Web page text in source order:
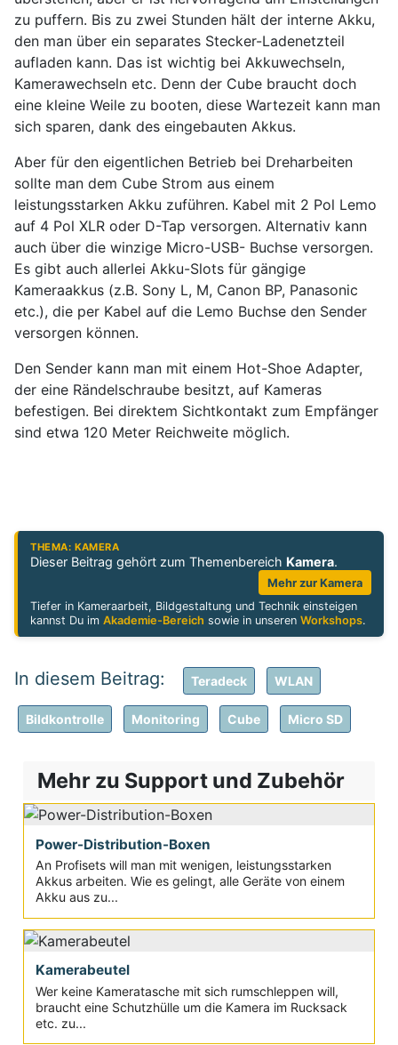
zu puffern. Bis zu zwei Stunden hält der interne Akku,
den man über ein separates Stecker-Ladenetzteil
aufladen kann. Das ist wichtig bei Akkuwechseln,
Kamerawechseln etc. Denn der Cube braucht doch
eine kleine Weile zu booten, diese Wartezeit kann man
sich sparen, dank des eingebauten Akkus.
Aber für den eigentlichen Betrieb bei Dreharbeiten
sollte man dem Cube Strom aus einem
leistungsstarken Akku zuführen. Kabel mit 2 Pol Lemo
auf 4 Pol XLR oder D-Tap versorgen. Alternativ kann
auch über die winzige Micro-USB- Buchse versorgen.
Es gibt auch allerlei Akku-Slots für gängige
Kameraakkus (z.B. Sony L, M, Canon BP, Panasonic
etc.), die per Kabel auf die Lemo Buchse den Sender
versorgen können.
Den Sender kann man mit einem Hot-Shoe Adapter,
der eine Rändelschraube besitzt, auf Kameras
befestigen. Bei direktem Sichtkontakt zum Empfänger
sind etwa 120 Meter Reichweite möglich.
THEMA: KAMERA
Dieser Beitrag gehört zum Themenbereich Kamera.
Mehr zur Kamera
Tiefer in Kameraarbeit, Bildgestaltung und Technik einsteigen
kannst Du imAkademie-Bereich sowie in unserenWorkshops.
Teradeck WLAN
Bildkontrolle Monitoring Cube Micro SD
Mehr zu Support und Zubehör
Power-Distribution-Boxen
An Profisets will man mit wenigen, leistungsstarken
Akkus arbeiten. Wie es gelingt, alle Geräte von einem
Akku aus zu...
Kamerabeutel
Wer keine Kameratasche mit sich rumschleppen will,
braucht eine Schutzhülle um die Kamera im Rucksack
etc. zu...